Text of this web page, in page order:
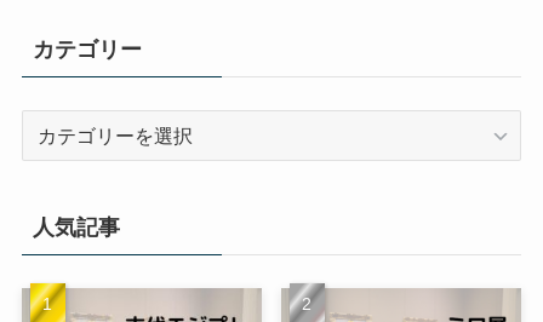
カテゴリー
ー
人気記事